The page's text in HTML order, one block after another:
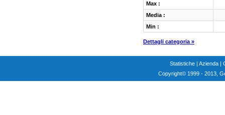
Max :
Media :
Min :
Dettagli categoria »
Statistiche | Azienda |
Copyright© 1999 - 2013,